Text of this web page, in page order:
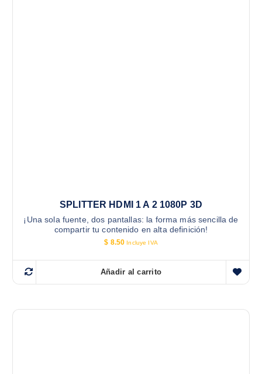
SPLITTER HDMI 1 A 2 1080P 3D
¡Una sola fuente, dos pantallas: la forma más sencilla de
compartir tu contenido en alta definición!
$ 8.50 Incluye IVA
Añadir al carrito